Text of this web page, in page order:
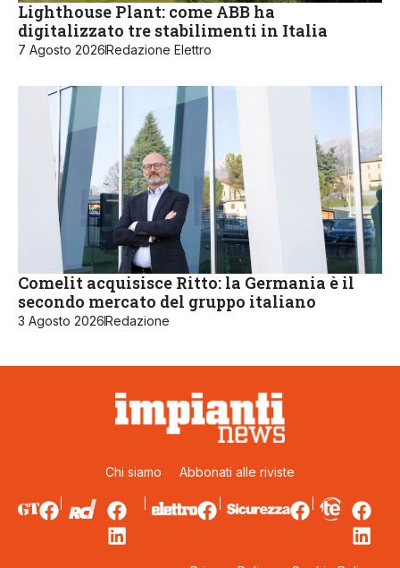
Lighthouse Plant: come ABB ha
digitalizzato tre stabilimenti in Italia
7 Agosto 2026Redazione Elettro
Comelit acquisisce Ritto: la Germania è il
secondo mercato del gruppo italiano
3 Agosto 2026Redazione
Chi siamo Abbonati alle riviste